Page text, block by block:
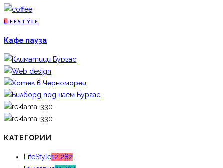
L IFESTYLE
Кафе пауза
КАТЕГОРИИ
LifeStyle12 282